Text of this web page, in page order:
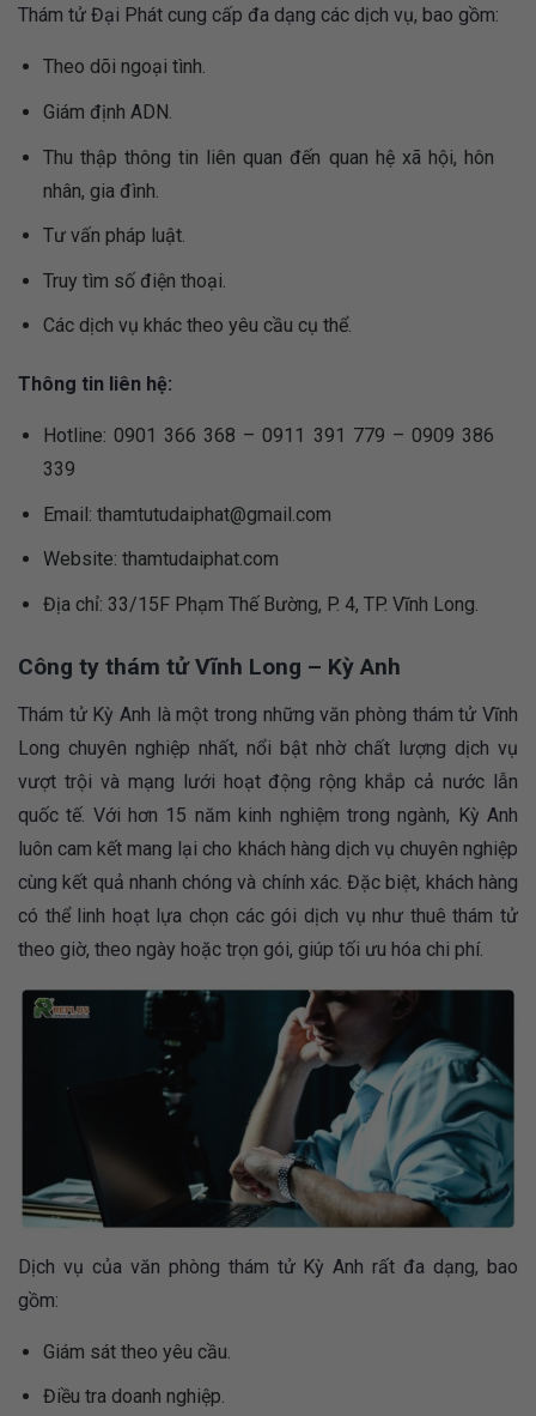
Thám tử Đại Phát cung cấp đa dạng các dịch vụ, bao gồm:
Theo dõi ngoại tình.
Giám định ADN.
Thu thập thông tin liên quan đến quan hệ xã hội, hôn
nhân, gia đình.
Tư vấn pháp luật.
Truy tìm số điện thoại.
Các dịch vụ khác theo yêu cầu cụ thể.
Thông tin liên hệ:
Hotline: 0901 366 368 – 0911 391 779 – 0909 386
339
Email: thamtutudaiphat@gmail.com
Website: thamtudaiphat.com
Địa chỉ: 33/15F Phạm Thế Bường, P. 4, TP. Vĩnh Long.
Công ty thám tử Vĩnh Long – Kỳ Anh
Thám tử Kỳ Anh là một trong những văn phòng thám tử Vĩnh
Long chuyên nghiệp nhất, nổi bật nhờ chất lượng dịch vụ
vượt trội và mạng lưới hoạt động rộng khắp cả nước lẫn
quốc tế. Với hơn 15 năm kinh nghiệm trong ngành, Kỳ Anh
luôn cam kết mang lại cho khách hàng dịch vụ chuyên nghiệp
cùng kết quả nhanh chóng và chính xác. Đặc biệt, khách hàng
có thể linh hoạt lựa chọn các gói dịch vụ như thuê thám tử
theo giờ, theo ngày hoặc trọn gói, giúp tối ưu hóa chi phí.
Dịch vụ của văn phòng thám tử Kỳ Anh rất đa dạng, bao
gồm:
Giám sát theo yêu cầu.
Điều tra doanh nghiệp.